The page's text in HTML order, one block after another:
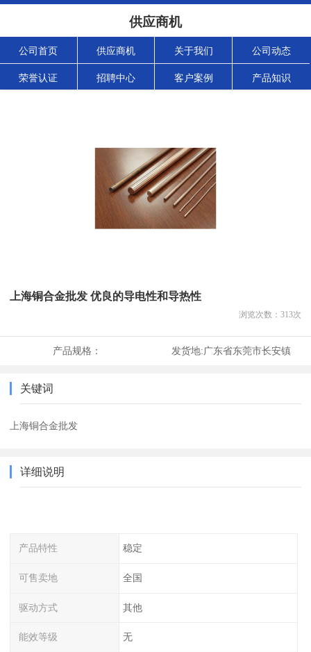
供应商机
公司首页 供应商机 关于我们 公司动态
荣誉认证 招聘中心 客户案例 产品知识
上海铜合金批发 优良的导电性和导热性
浏览次数： 313次
产品规格： 发货地:广东省东莞市长安镇
关键词
上海铜合金批发
详细说明
产品特性 稳定
可售卖地 全国
驱动方式 其他
能效等级 无